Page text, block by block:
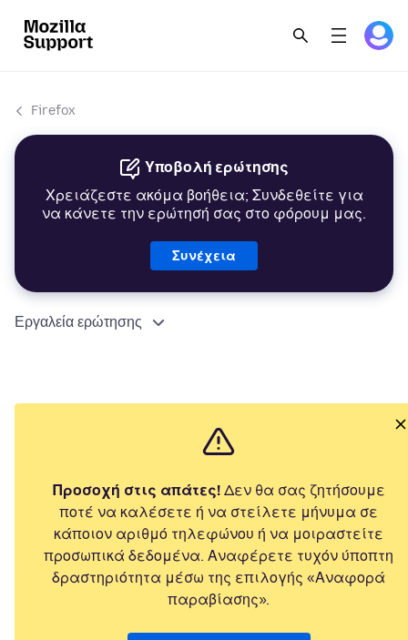
Firefox
Υποβολή ερώτησης
Χρειάζεστε ακόμα βοήθεια; Συνδεθείτε για
να κάνετε την ερώτησή σας στο φόρουμ μας.
Συνέχεια
Εργαλεία ερώτησης
Προσοχή στις απάτες!Δεν θα σας ζητήσουμε
ποτέ να καλέσετε ή να στείλετε μήνυμα σε
κάποιον αριθμό τηλεφώνου ή να μοιραστείτε
προσωπικά δεδομένα. Αναφέρετε τυχόν ύποπτη
δραστηριότητα μέσω της επιλογής «Αναφορά
παραβίασης».